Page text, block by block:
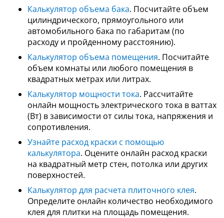
Калькулятор объема бака. Посчитайте объем
цилиндрического, прямоугольного или
автомобильного бака по габаритам (по
расходу и пройденному расстоянию).
Калькулятор объема помещения. Посчитайте
объем комнаты или любого помещения в
квадратных метрах или литрах.
Калькулятор мощности тока. Рассчитайте
онлайн мощность электрического тока в ваттах
(Вт) в зависимости от силы тока, напряжения и
сопротивления.
Узнайте расход краски с помощью
калькулятора. Оцените онлайн расход краски
на квадратный метр стен, потолка или других
поверхностей.
Калькулятор для расчета плиточного клея.
Определите онлайн количество необходимого
клея для плитки на площадь помещения.